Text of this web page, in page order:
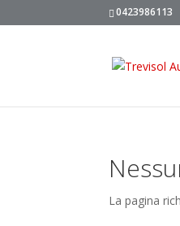
0423986113
La pagina